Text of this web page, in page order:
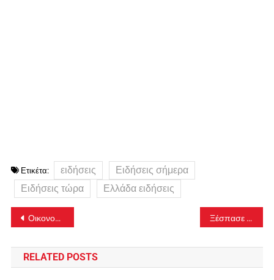
Ετικέτα: ειδήσεις
Ειδήσεις σήμερα
Ειδήσεις τώρα
Ελλάδα ειδήσεις
Πλοήγηση
άρθρων
Οικονομική ενίσχυση από τον δήμο Αθηναίων στις οικογένειες της πολυκατοικίας που κατέρρευσε Ξέσπασε φωτιά σε αγροτοδασική έκταση στα Μέθανα
RELATED POSTS